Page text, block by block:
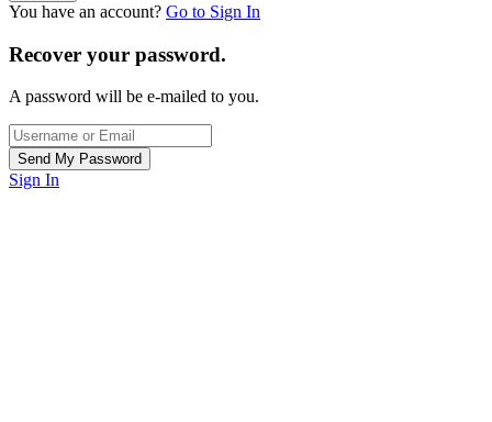
You have an account? Go to Sign In
Recover your password.
A password will be e-mailed to you.
Sign In